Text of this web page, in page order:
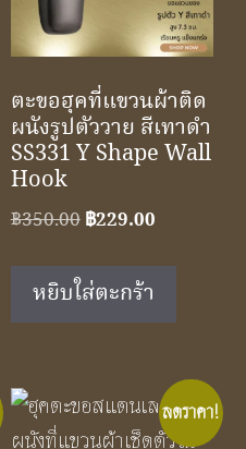
ตะขอฮุคที่แขวนผ้าติด
ผนังรูปตัววาย สีเทาดำ
SS331 Y Shape Wall
Hook
฿350.00 Original
was:
฿350.00.
฿229.00Current
หยิบใส่ตะกร้า
ลดราคา!